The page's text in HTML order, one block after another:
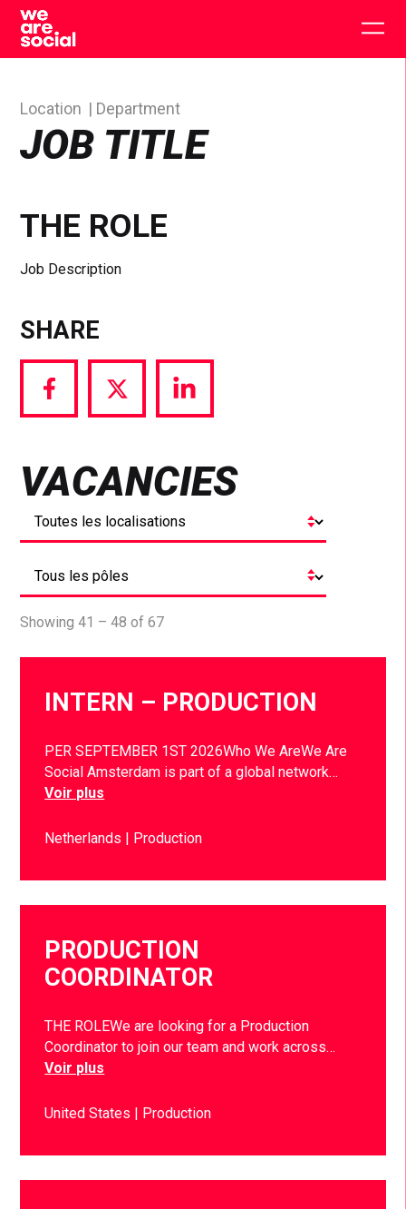
Skip
content
JOB TITLE
Location Department
THE ROLE
Job Description
SHARE
Share
via
Share
via
Share
via
VACANCIES
Showing 41 – 48 of 67
INTERN – PRODUCTION
PER SEPTEMBER 1ST 2026Who We AreWe Are
Social Amsterdam is part of a global network…
Voir plus
Netherlands Production
PRODUCTION
COORDINATOR
THE ROLEWe are looking for a Production
Coordinator to join our team and work across…
Voir plus
United States Production